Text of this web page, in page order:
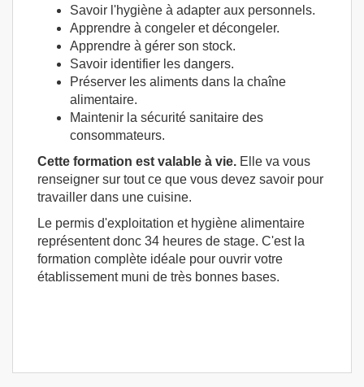
Savoir l'hygiène à adapter aux personnels.
Apprendre à congeler et décongeler.
Apprendre à gérer son stock.
Savoir identifier les dangers.
Préserver les aliments dans la chaîne
alimentaire.
Maintenir la sécurité sanitaire des
consommateurs.
Cette formation est valable à vie. Elle va vous
renseigner sur tout ce que vous devez savoir pour
travailler dans une cuisine.
Le permis d'exploitation et hygiène alimentaire
représentent donc 34 heures de stage. C'est la
formation complète idéale pour ouvrir votre
établissement muni de très bonnes bases.